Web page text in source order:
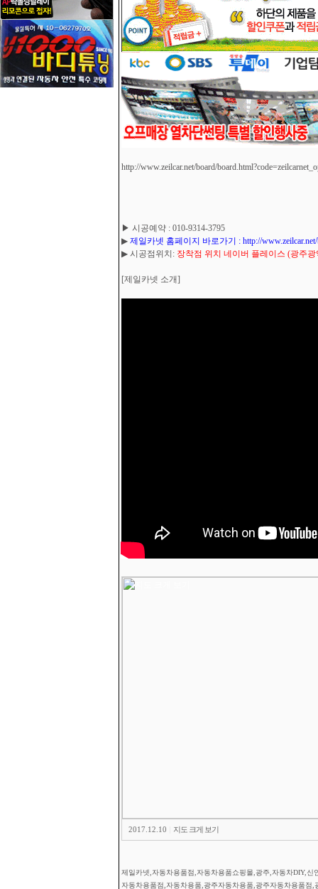
http://www.zeilcar.net/board/
▶ 시공예약 : 010-9314-3795
▶ 제일카넷 홈페이지 바로가기 : http://www.zeilcar.net/
▶ 시공점위치: 장착점 위치 네이버 플레이스 (광주
[제일카넷 소개]
2017.12.10 지도 크게 보기
제일카넷,자동차용품점,자동차용품쇼핑몰,광주,자동차DIY,
자동차용품점,자동차용품,광주자동차용품,광주자동차용품